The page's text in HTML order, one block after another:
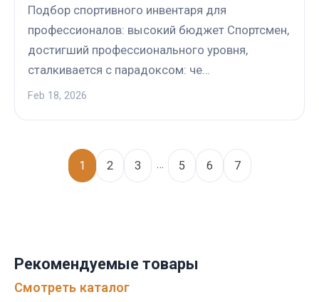
Подбор спортивного инвентаря для
профессионалов: высокий бюджет Спортсмен,
достигший профессионального уровня,
сталкивается с парадоксом: че…
Feb 18, 2026
1 2 3 … 5 6 7
Рекомендуемые товары
Смотреть каталог